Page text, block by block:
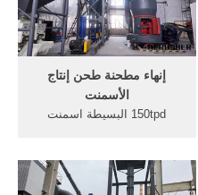
إنهاء مطحنة طحن إنتاج
الأسمنت
150tpd البسيطة اسمنت
والمعدات هي, الكرة، طحن ...